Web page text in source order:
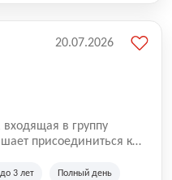
в группу
присоединиться к
и оказываем комплекс
3 лет Полный день
20.07.2026